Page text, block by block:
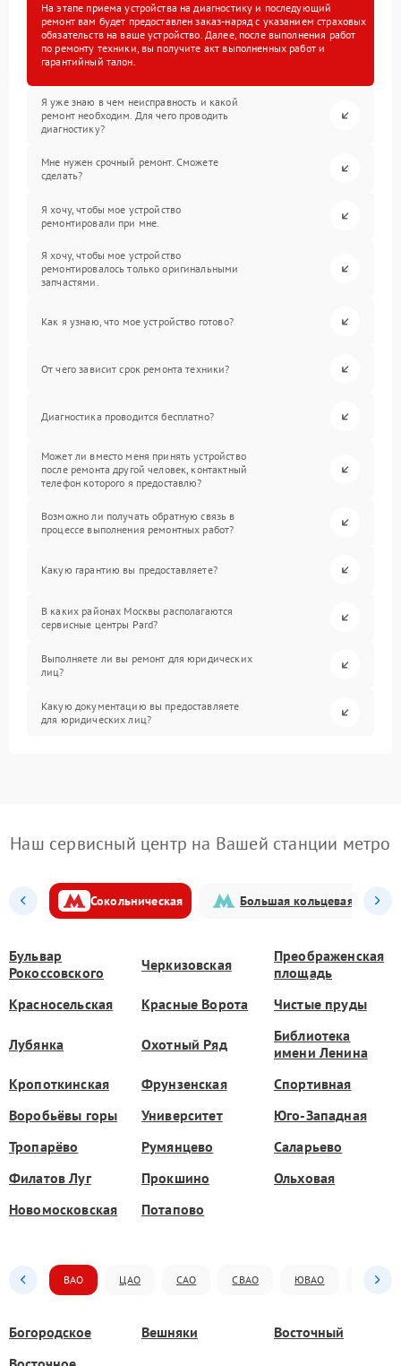
На этапе приема устройства на диагностику и последующий
ремонт вам будет предоставлен заказ-наряд с указанием страховых
обязательств на ваше устройство. Далее, после выполнения работ
по ремонту техники, вы получите акт выполненных работ и
гарантийный талон.
Я уже знаю в чем неисправность и какой
ремонт необходим. Для чего проводить
диагностику?
Мне нужен срочный ремонт. Сможете
сделать?
Я хочу, чтобы мое устройство
ремонтировали при мне.
Я хочу, чтобы мое устройство
ремонтировалось только оригинальными
запчастями.
Как я узнаю, что мое устройство готово?
От чего зависит срок ремонта техники?
Диагностика проводится бесплатно?
Может ли вместо меня принять устройство
после ремонта другой человек, контактный
телефон которого я предоставлю?
Возможно ли получать обратную связь в
процессе выполнения ремонтных работ?
Какую гарантию вы предоставляете?
В каких районах Москвы располагаются
сервисные центры Pard?
Выполняете ли вы ремонт для юридических
лиц?
Какую документацию вы предоставляете
для юридических лиц?
Наш сервисный центр на Вашей станции метро
Сокольническая Большая кольцевая
Бульвар
Рокоссовского
Черкизовская
Преображенская
площадь
Красносельская
Красные Ворота Чистые пруды
Лубянка Охотный Ряд
Библиотека
имени Ленина
Кропоткинская
Фрунзенская
Спортивная
Воробьёвы горы
Университет
Юго-Западная
Тропарёво
Румянцево
Саларьево
Филатов Луг
Прокшино
Ольховая
Новомосковская
Потапово
ВАО ЦАО САО СВАО ЮВАО ЮАО
Богородское Вешняки
Восточный